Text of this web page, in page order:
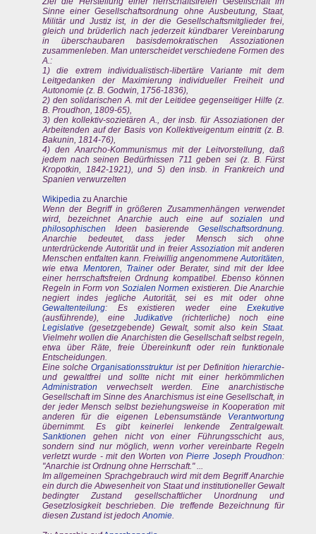
Sinne einer Gesellschaftsordnung ohne Ausbeutung, Staat,
Militär und Justiz ist, in der die Gesellschaftsmitglieder frei,
gleich und brüderlich nach jederzeit kündbarer Vereinbarung
in überschaubaren basisdemokratischen Assoziationen
zusammenleben. Man unterscheidet verschiedene Formen des
A.:
1) die extrem individualistisch-libertäre Variante mit dem
Leitgedanken der Maximierung individueller Freiheit und
Autonomie (z. B. Godwin, 1756-1836),
2) den solidarischen A. mit der Leitidee gegenseitiger Hilfe (z.
B. Proudhon, 1809-65),
3) den kollektiv-sozietären A., der insb. für Assoziationen der
Arbeitenden auf der Basis von Kollektiveigentum eintritt (z. B.
Bakunin, 1814-76),
4) den Anarcho-Kommunismus mit der Leitvorstellung, daß
jedem nach seinen Bedürfnissen 711 geben sei (z. B. Fürst
Kropotkin, 1842-1921), und 5) den insb. in Frankreich und
Spanien verwurzelten
Wikipedia zu Anarchie
Wenn der Begriff in größeren Zusammenhängen verwendet
wird, bezeichnet Anarchie auch eine auf sozialen und
philosophischen Ideen basierendeGesellschaftsordnung.
Anarchie bedeutet, dass jeder Mensch sich ohne
unterdrückende Autorität und in freierAssoziation mit anderen
Menschen entfalten kann. Freiwillig angenommeneAutoritäten,
wie etwa Mentoren, Traineroder Berater, sind mit der Idee
einer herrschaftsfreien Ordnung kompatibel. Ebenso können
Regeln in Form von Sozialen Normen existieren. Die Anarchie
negiert indes jegliche Autorität, sei es mit oder ohne
Gewaltenteilung: Es existieren weder eineExekutive
(ausführende), eineJudikative (richterliche) noch eine
Legislative (gesetzgebende) Gewalt, somit also keinStaat.
Vielmehr wollen die Anarchisten die Gesellschaft selbst regeln,
etwa über Räte, freie Übereinkunft oder rein funktionale
Entscheidungen.
Eine solcheOrganisationsstrukturist per Definitionhierarchie-
und gewaltfrei und sollte nicht mit einer herkömmlichen
Administration verwechselt werden. Eine anarchistische
Gesellschaft im Sinne des Anarchismus ist eine Gesellschaft, in
der jeder Mensch selbst beziehungsweise in Kooperation mit
anderen für die eigenen Lebensumstände Verantwortung
übernimmt. Es gibt keinerlei lenkende Zentralgewalt.
Sanktionen gehen nicht von einer Führungsschicht aus,
sondern sind nur möglich, wenn vorher vereinbarte Regeln
verletzt wurde - mit den Worten vonPierre Joseph Proudhon:
"Anarchie ist Ordnung ohne Herrschaft." ...
Im allgemeinen Sprachgebrauch wird mit dem Begriff Anarchie
ein durch die Abwesenheit von Staat und institutioneller Gewalt
bedingter Zustand gesellschaftlicher Unordnung und
Gesetzlosigkeit beschrieben. Die treffende Bezeichnung für
diesen Zustand ist jedochAnomie.